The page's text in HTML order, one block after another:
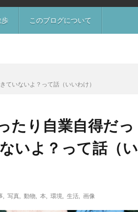
歩 このブログについて
ていないよ？って話（いいわけ）
たり自業自得だっ
いよ？って話（い
写真 動物 本 環境 生活 画像